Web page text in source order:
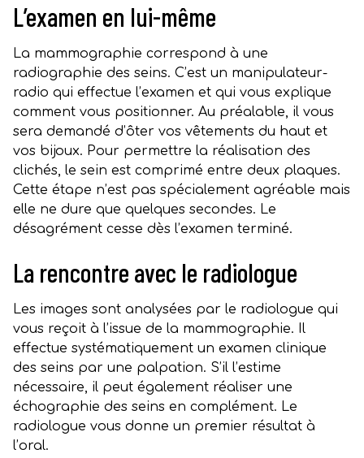
L’examen en lui-même
La mammographie correspond à une
radiographie des seins. C’est un manipulateur-
radio qui effectue l’examen et qui vous explique
comment vous positionner. Au préalable, il vous
sera demandé d’ôter vos vêtements du haut et
vos bijoux. Pour permettre la réalisation des
clichés, le sein est comprimé entre deux plaques.
Cette étape n’est pas spécialement agréable mais
elle ne dure que quelques secondes. Le
désagrément cesse dès l’examen terminé.
La rencontre avec le radiologue
Les images sont analysées par le radiologue qui
vous reçoit à l’issue de la mammographie. Il
effectue systématiquement un examen clinique
des seins par une palpation. S’il l’estime
nécessaire, il peut également réaliser une
échographie des seins en complément. Le
radiologue vous donne un premier résultat à
l’oral.